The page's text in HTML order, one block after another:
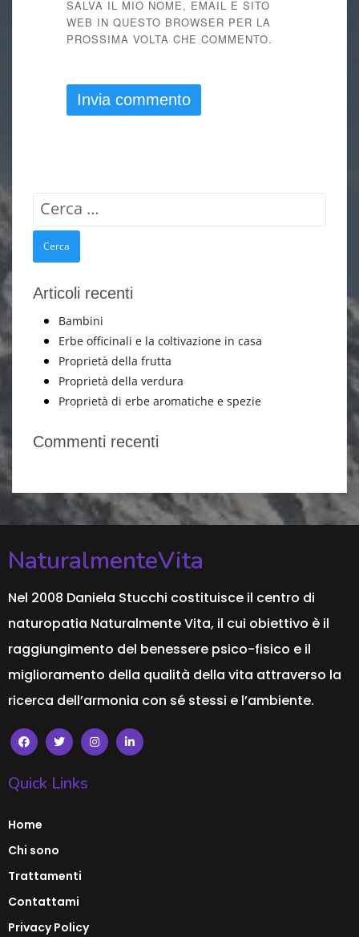
SALVA IL MIO NOME, EMAIL E SITO
WEB IN QUESTO BROWSER PER LA
PROSSIMA VOLTA CHE COMMENTO.
per:
Articoli recenti
Bambini
Erbe officinali e la coltivazione in casa
Proprietà della frutta
Proprietà della verdura
Proprietà di erbe aromatiche e spezie
Commenti recenti
NaturalmenteVita
Nel 2008 Daniela Stucchi costituisce il centro di
naturopatia Naturalmente Vita, il cui obiettivo è il
raggiungimento del benessere psico-fisico e il
miglioramento della qualità della vita attraverso la
ricerca dell’armonia con sé stessi e l’ambiente.
Quick Links
Home
Chi sono
Trattamenti
Contattami
Privacy Policy